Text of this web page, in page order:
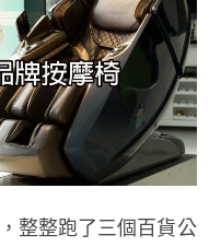
整整跑了三個百貨公